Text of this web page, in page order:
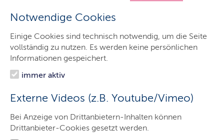
Notwendige Cookies
Einige Cookies sind technisch notwendig, um die Seite
vollständig zu nutzen. Es werden keine persönlichen
Informationen gespeichert.
immer aktiv
Externe Videos (z.B. Youtube/Vimeo)
Bei Anzeige von Drittanbietern-Inhalten können
Drittanbieter-Cookies gesetzt werden.
Dein Weg. Dein Ziel:
Dein Weg in dieKita kann vielfältig sein – ob über den
Quereinstieg, mit einem ausländischen Berufsabschluss
Weg in dieKita!